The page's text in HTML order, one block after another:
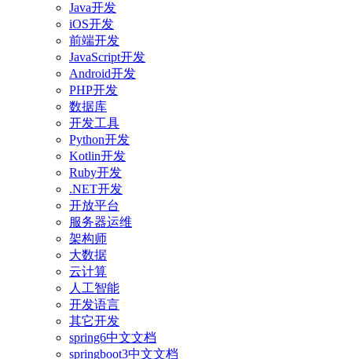
Java开发
iOS开发
前端开发
JavaScript开发
Android开发
PHP开发
数据库
开发工具
Python开发
Kotlin开发
Ruby开发
.NET开发
开放平台
服务器运维
架构师
大数据
云计算
人工智能
开发语言
其它开发
spring6中文文档
springboot3中文文档